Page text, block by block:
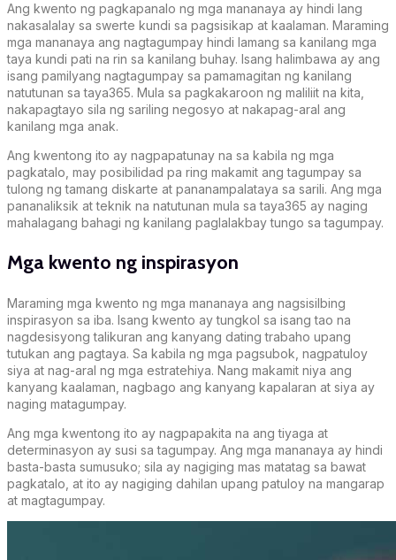
Ang kwento ng pagkapanalo ng mga mananaya ay hindi lang
nakasalalay sa swerte kundi sa pagsisikap at kaalaman. Maraming
mga mananaya ang nagtagumpay hindi lamang sa kanilang mga
taya kundi pati na rin sa kanilang buhay. Isang halimbawa ay ang
isang pamilyang nagtagumpay sa pamamagitan ng kanilang
natutunan sa taya365. Mula sa pagkakaroon ng maliliit na kita,
nakapagtayo sila ng sariling negosyo at nakapag-aral ang
kanilang mga anak.
Ang kwentong ito ay nagpapatunay na sa kabila ng mga
pagkatalo, may posibilidad pa ring makamit ang tagumpay sa
tulong ng tamang diskarte at pananampalataya sa sarili. Ang mga
pananaliksik at teknik na natutunan mula sa taya365 ay naging
mahalagang bahagi ng kanilang paglalakbay tungo sa tagumpay.
Mga kwento ng inspirasyon
Maraming mga kwento ng mga mananaya ang nagsisilbing
inspirasyon sa iba. Isang kwento ay tungkol sa isang tao na
nagdesisyong talikuran ang kanyang dating trabaho upang
tutukan ang pagtaya. Sa kabila ng mga pagsubok, nagpatuloy
siya at nag-aral ng mga estratehiya. Nang makamit niya ang
kanyang kaalaman, nagbago ang kanyang kapalaran at siya ay
naging matagumpay.
Ang mga kwentong ito ay nagpapakita na ang tiyaga at
determinasyon ay susi sa tagumpay. Ang mga mananaya ay hindi
basta-basta sumusuko; sila ay nagiging mas matatag sa bawat
pagkatalo, at ito ay nagiging dahilan upang patuloy na mangarap
at magtagumpay.